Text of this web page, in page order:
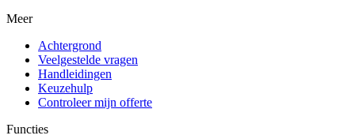
Meer
Achtergrond
Veelgestelde vragen
Handleidingen
Keuzehulp
Controleer mijn offerte
Functies